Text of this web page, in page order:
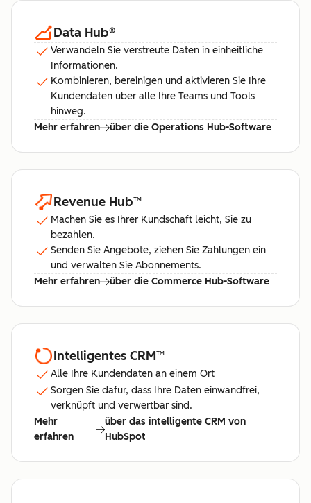
Data Hub®
Verwandeln Sie verstreute Daten in einheitliche
Informationen.
Kombinieren, bereinigen und aktivieren Sie Ihre
Kundendaten über alle Ihre Teams und Tools
hinweg.
Mehr erfahren
über die Operations Hub-Software
Revenue Hub™
Machen Sie es Ihrer Kundschaft leicht, Sie zu
bezahlen.
Senden Sie Angebote, ziehen Sie Zahlungen ein
und verwalten Sie Abonnements.
Mehr erfahren
über die Commerce Hub-Software
Intelligentes CRM™
Alle Ihre Kundendaten an einem Ort
Sorgen Sie dafür, dass Ihre Daten einwandfrei,
verknüpft und verwertbar sind.
Mehr
erfahren
über das intelligente CRM von
HubSpot